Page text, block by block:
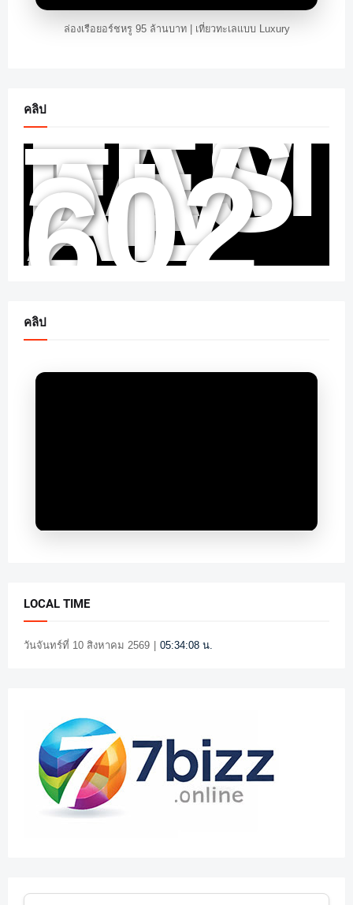
ล่องเรือยอร์ชหรู 95 ล้านบาท | เที่ยวทะเลแบบ Luxury
คลิป
FAM
FES
TIV
AL
202
6
คลิป
LOCAL TIME
วันจันทร์ที่ 10 สิงหาคม 2569 05:34:10 น.